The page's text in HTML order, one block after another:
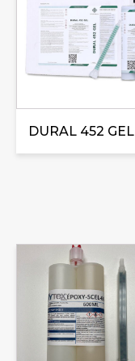
DURAL 452 GEL
plusieurs
variations.
Les
peuvent
être
choisies